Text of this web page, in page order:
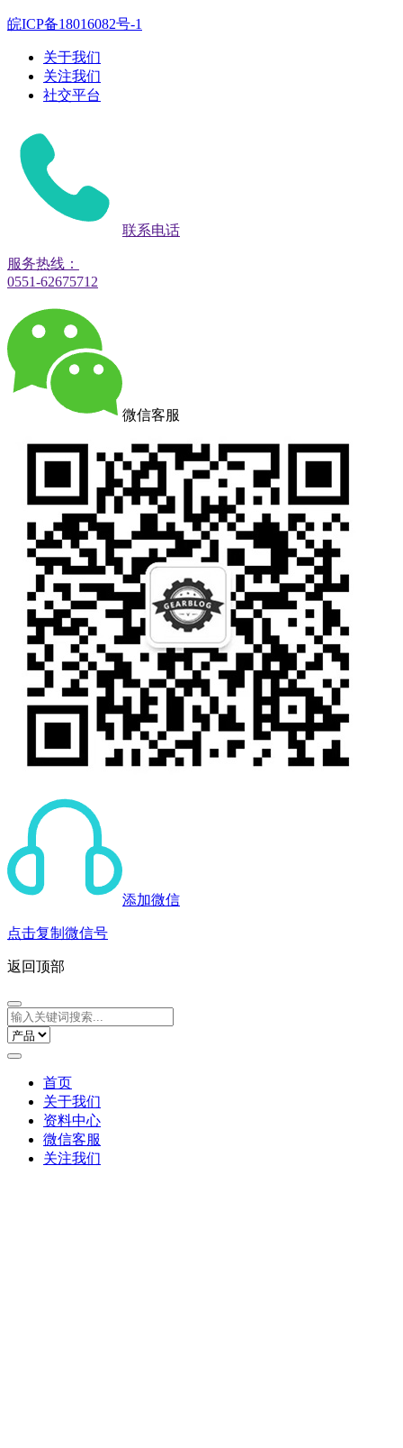
皖ICP备18016082号-1
关于我们
关注我们
社交平台
联系电话
服务热线：
0551-62675712
微信客服
添加微信
点击复制微信号
返回顶部
首页
关于我们
资料中心
微信客服
关注我们